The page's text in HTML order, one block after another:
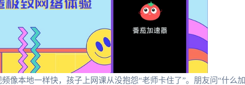
像本地一样快，孩子上网课从没抱怨“老师卡住了”。朋友问“什么加